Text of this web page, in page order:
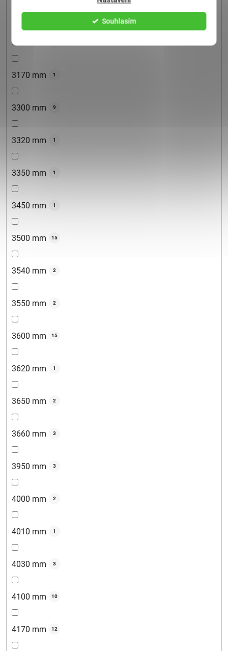
Souhlasím
3100 mm
3150 mm
3170 mm 1
3300 mm 9
3320 mm 1
3350 mm 1
3450 mm 1
3500 mm 15
3540 mm 2
3550 mm 2
3600 mm 15
3620 mm 1
3650 mm 2
3660 mm 3
3950 mm 3
4000 mm 2
4010 mm 1
4030 mm 3
4100 mm 10
4170 mm 12